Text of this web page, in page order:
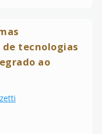
tecnologias
ao